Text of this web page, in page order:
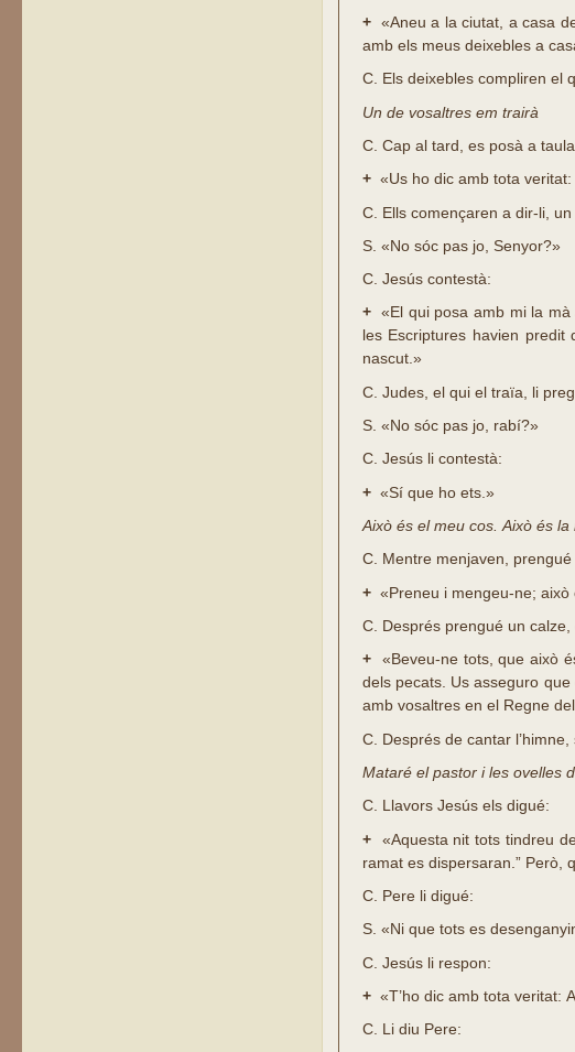
+«Aneu a la ciutat, a casa
amb els meus deixebles a
C. Els deixebles compliren el
Un de vosaltres em trairà
C. Cap al tard, es posà a
+«Us ho dic amb tota veritat:
C. Ells començaren a dir-li,
S. «No sóc pas jo, Senyor?»
C. Jesús contestà:
+«El qui posa amb mi la mà
les Escriptures havien predit
nascut.»
C. Judes, el qui el traïa, li
S. «No sóc pas jo, rabí?»
C. Jesús li contestà:
+«Sí que ho ets.»
Això és el meu cos. Això és la
C. Mentre menjaven,
+«Preneu i mengeu-ne; això
C. Després prengué un
+«Beveu-ne tots, que això
dels pecats. Us asseguro
amb vosaltres en el Regne
C. Després de cantar
Mataré el pastor i les ovelles
C. Llavors Jesús els digué:
+«Aquesta nit tots tindreu de
ramat es dispersaran.” Però,
C. Pere li digué:
S. «Ni que tots es
C. Jesús li respon:
+«T’ho dic amb tota veritat:
C. Li diu Pere: